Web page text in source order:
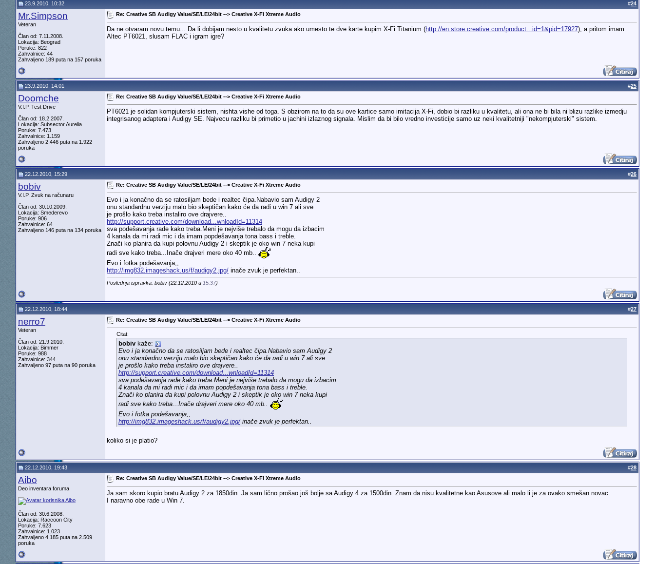
23.9.2010, 10:32 #24
Mr.Simpson
Veteran
Član od: 7.11.2008.
Lokacija: Beograd
Poruke: 822
Zahvalnice: 44
Zahvaljeno 189 puta na 157 poruka
Re: Creative SB Audigy Value/SE/LE/24bit --> Creative X-Fi Xtreme Audio
Da ne otvaram novu temu... Da li dobijam nesto u kvalitetu zvuka ako umesto te dve karte kupim X-Fi Titanium (http://en.store.creative.com/product...id=1&pid=17927), a pritom imam
Altec PT6021, slusam FLAC i igram igre?
23.9.2010, 14:01 #25
Doomche
V.I.P. Test Drive
Član od: 18.2.2007.
Lokacija: Subsector Aurelia
Poruke: 7.473
Zahvalnice: 1.159
Zahvaljeno 2.446 puta na 1.922
poruka
Re: Creative SB Audigy Value/SE/LE/24bit --> Creative X-Fi Xtreme Audio
PT6021 je solidan kompjuterski sistem, nishta vishe od toga. S obzirom na to da su ove kartice samo imitacija X-Fi, dobio bi razliku u kvalitetu, ali ona ne bi bila ni blizu razlike izmedju
integrisanog adaptera i Audigy SE. Najvecu razliku bi primetio u jachini izlaznog signala. Mislim da bi bilo vredno investicije samo uz neki kvalitetniji "nekompjuterski" sistem.
22.12.2010, 15:29 #26
bobiv
V.I.P. Zvuk na računaru
Član od: 30.10.2009.
Lokacija: Smederevo
Poruke: 906
Zahvalnice: 64
Zahvaljeno 146 puta na 134 poruka
Re: Creative SB Audigy Value/SE/LE/24bit --> Creative X-Fi Xtreme Audio
Evo i ja konačno da se ratosiljam bede i realtec čipa.Nabavio sam Audigy 2
onu standardnu verziju malo bio skeptičan kako će da radi u win 7 ali sve
je prošlo kako treba instaliro ove drajvere..
http://support.creative.com/download...wnloadId=11314
sva podešavanja rade kako treba.Meni je nejviše trebalo da mogu da izbacim
4 kanala da mi radi mic i da imam popdešavanja tona bass i treble.
Znači ko planira da kupi polovnu Audigy 2 i skeptik je oko win 7 neka kupi
radi sve kako treba...Inače drajveri mere oko 40 mb..
Evo i fotka podešavanja,,
http://img832.imageshack.us/f/audigy2.jpg/inače zvuk je perfektan..
Poslednja ispravka: bobiv (22.12.2010 u 15:37)
22.12.2010, 18:44 #27
nerro7
Veteran
Član od: 21.9.2010.
Lokacija: Bimmer
Poruke: 988
Zahvalnice: 344
Zahvaljeno 97 puta na 90 poruka
Re: Creative SB Audigy Value/SE/LE/24bit --> Creative X-Fi Xtreme Audio
Citat:
bobivkaže:
Evo i ja konačno da se ratosiljam bede i realtec čipa.Nabavio sam Audigy 2
onu standardnu verziju malo bio skeptičan kako će da radi u win 7 ali sve
je prošlo kako treba instaliro ove drajvere..
http://support.creative.com/download...wnloadId=11314
sva podešavanja rade kako treba.Meni je nejviše trebalo da mogu da izbacim
4 kanala da mi radi mic i da imam popdešavanja tona bass i treble.
Znači ko planira da kupi polovnu Audigy 2 i skeptik je oko win 7 neka kupi
radi sve kako treba...Inače drajveri mere oko 40 mb..
Evo i fotka podešavanja,,
http://img832.imageshack.us/f/audigy2.jpg/inače zvuk je perfektan..
koliko si je platio?
22.12.2010, 19:43 #28
Aibo
Deo inventara foruma
Član od: 30.6.2008.
Lokacija: Raccoon City
Poruke: 7.623
Zahvalnice: 1.023
Zahvaljeno 4.185 puta na 2.509
poruka
Re: Creative SB Audigy Value/SE/LE/24bit --> Creative X-Fi Xtreme Audio
Ja sam skoro kupio bratu Audigy 2 za 1850din. Ja sam lično prošao još bolje sa Audigy 4 za 1500din. Znam da nisu kvalitetne kao Asusove ali malo li je za ovako smešan novac.
I naravno obe rade u Win 7.